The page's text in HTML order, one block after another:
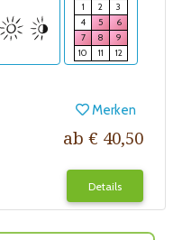
1
2
3
4
5
6
7
8
9
10
11 12
Merken
ab € 40,50
Details